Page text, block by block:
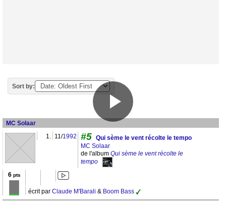
Sort by:
MC Solaar
1. 11/1992 #5 Qui sème le vent récolte le tempo
MC Solaar
de l'album Qui sème le vent récolte le
tempo
6pts
écrit par Claude M'Barali & Boom Bass